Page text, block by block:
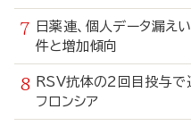
日薬連、個人データ漏
件と増加傾向
RSV抗体の2回目投与
フロンシア